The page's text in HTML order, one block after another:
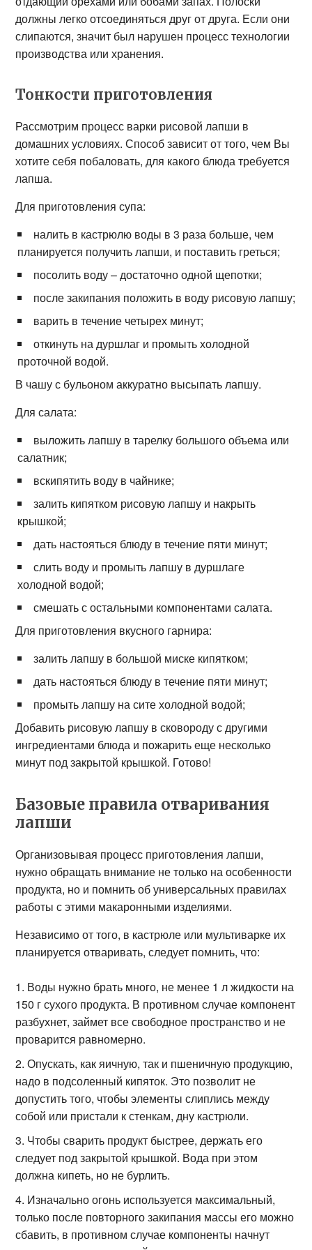
должны легко отсоединяться друг от друга. Если они
слипаются, значит был нарушен процесс технологии
производства или хранения.
Тонкости приготовления
Рассмотрим процесс варки рисовой лапши в
домашних условиях. Способ зависит от того, чем Вы
хотите себя побаловать, для какого блюда требуется
лапша.
Для приготовления супа:
налить в кастрюлю воды в 3 раза больше, чем
планируется получить лапши, и поставить греться;
посолить воду – достаточно одной щепотки;
после закипания положить в воду рисовую лапшу;
варить в течение четырех минут;
откинуть на дуршлаг и промыть холодной
проточной водой.
В чашу с бульоном аккуратно высыпать лапшу.
Для салата:
выложить лапшу в тарелку большого объема или
салатник;
вскипятить воду в чайнике;
залить кипятком рисовую лапшу и накрыть
крышкой;
дать настояться блюду в течение пяти минут;
слить воду и промыть лапшу в дуршлаге
холодной водой;
смешать с остальными компонентами салата.
Для приготовления вкусного гарнира:
залить лапшу в большой миске кипятком;
дать настояться блюду в течение пяти минут;
промыть лапшу на сите холодной водой;
Добавить рисовую лапшу в сковороду с другими
ингредиентами блюда и пожарить еще несколько
минут под закрытой крышкой. Готово!
Базовые правила отваривания
лапши
Организовывая процесс приготовления лапши,
нужно обращать внимание не только на особенности
продукта, но и помнить об универсальных правилах
работы с этими макаронными изделиями.
Независимо от того, в кастрюле или мультиварке их
планируется отваривать, следует помнить, что:
Воды нужно брать много, не менее 1 л жидкости на
150 г сухого продукта. В противном случае компонент
разбухнет, займет все свободное пространство и не
проварится равномерно.
Опускать, как яичную, так и пшеничную продукцию,
надо в подсоленный кипяток. Это позволит не
допустить того, чтобы элементы слиплись между
собой или пристали к стенкам, дну кастрюли.
Чтобы сварить продукт быстрее, держать его
следует под закрытой крышкой. Вода при этом
должна кипеть, но не бурлить.
Изначально огонь используется максимальный,
только после повторного закипания массы его можно
сбавить, в противном случае компоненты начнут